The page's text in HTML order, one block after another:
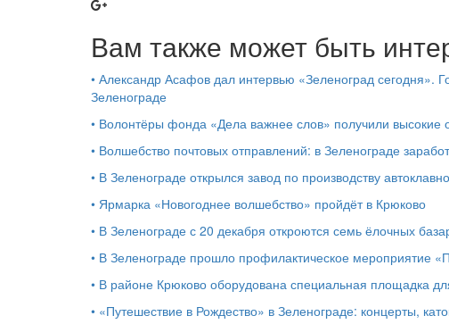
Вам также может быть
• Александр Асафов дал интервью «Зеленоград сегодня».
Зеленограде
• Волонтёры фонда «Дела важнее слов» получили
• Волшебство почтовых отправлений: в Зеленограде
• В Зеленограде открылся завод по производству
• Ярмарка «Новогоднее волшебство» пройдёт в Крюково
• В Зеленограде с 20 декабря откроются семь ёлочных
• В Зеленограде прошло профилактическое мероприятие
• В районе Крюково оборудована специальная площадка
• «Путешествие в Рождество» в Зеленограде: концерты,